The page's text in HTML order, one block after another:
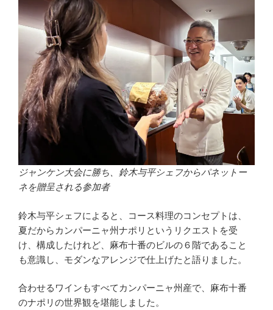
ジャンケン大会に勝ち、鈴木与平シェフからパネットー
ネを贈呈される参加者
鈴木与平シェフによると、コース料理のコンセプトは、
夏だからカンパーニャ州ナポリというリクエストを受
け、構成したけれど、麻布十番のビルの６階であること
も意識し、モダンなアレンジで仕上げたと語りました。
合わせるワインもすべてカンパーニャ州産で、麻布十番
のナポリの世界観を堪能しました。